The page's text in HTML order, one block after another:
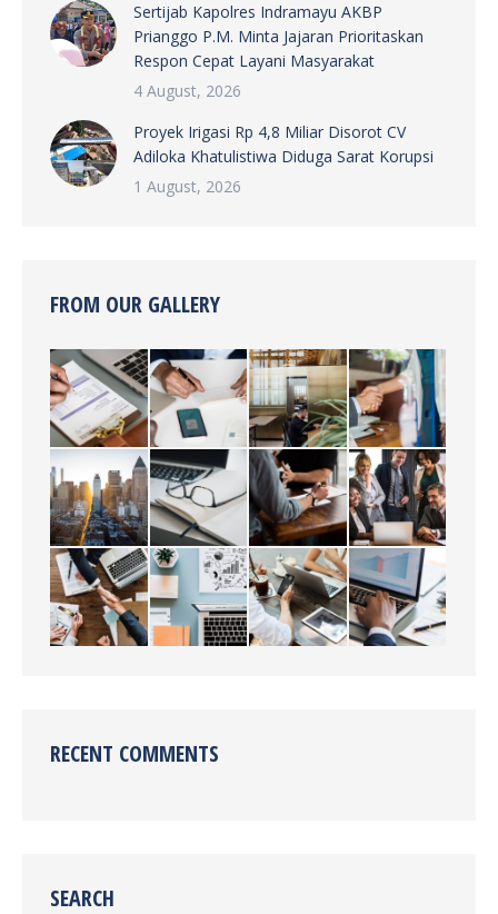
Sertijab Kapolres Indramayu AKBP
Prianggo P.M. Minta Jajaran Prioritaskan
Respon Cepat Layani Masyarakat
4 August, 2026
Proyek Irigasi Rp 4,8 Miliar Disorot CV
Adiloka Khatulistiwa Diduga Sarat Korupsi
1 August, 2026
FROM OUR GALLERY
RECENT COMMENTS
SEARCH